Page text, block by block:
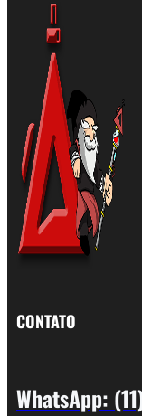
CONTATO
WhatsApp: